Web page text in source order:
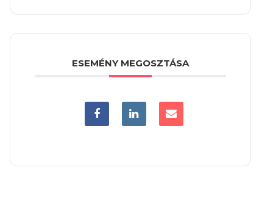
ESEMÉNY MEGOSZTÁSA